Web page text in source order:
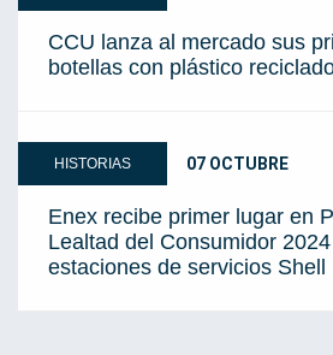
CCU lanza al mercado sus
botellas con plástico
HISTORIAS 07 OCTUBRE
Enex recibe primer lugar en
Lealtad del Consumidor
estaciones de servicios Shell